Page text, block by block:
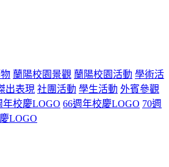
蘭陽校園景觀 蘭陽校園活動 學術活
出表現 社團活動 學生活動 外賓參觀
年校慶LOGO 66週年校慶LOGO 70週
LOGO